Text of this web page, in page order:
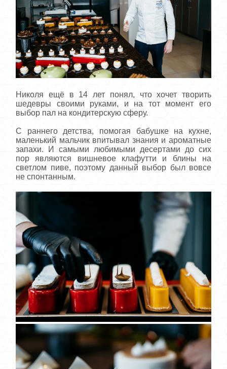
Николя ещё в 14 лет понял, что хочет творить
шедевры своими руками, и на тот момент его
выбор пал на кондитерскую сферу.
С раннего детства, помогая бабушке на кухне,
маленький мальчик впитывал знания и ароматные
запахи. И самыми любимыми десертами до сих
пор являются вишневое клафутти и блины на
светлом пиве, поэтому данный выбор был вовсе
не спонтанным.